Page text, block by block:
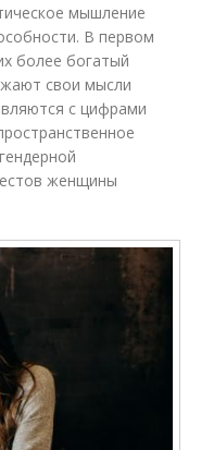
мышление
В первом
более богатый
свои мысли
с цифрами
женщины